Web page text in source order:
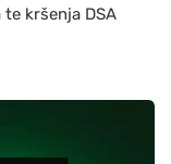
kršenja DSA